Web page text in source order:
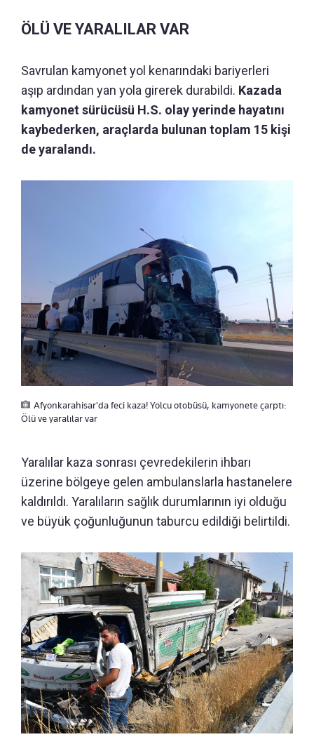
ÖLÜ VE YARALILAR VAR
Savrulan kamyonet yol kenarındaki bariyerleri
aşıp ardından yan yola girerek durabildi. Kazada
kamyonet sürücüsü H.S. olay yerinde hayatını
kaybederken, araçlarda bulunan toplam 15 kişi
de yaralandı.
Afyonkarahisar'da feci kaza! Yolcu otobüsü, kamyonete çarptı:
Ölü ve yaralılar var
Yaralılar kaza sonrası çevredekilerin ihbarı
üzerine bölgeye gelen ambulanslarla hastanelere
kaldırıldı. Yaralıların sağlık durumlarının iyi olduğu
ve büyük çoğunluğunun taburcu edildiği belirtildi.